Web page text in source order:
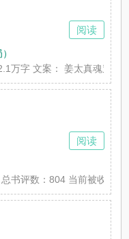
万字 文案： 姜太真魂穿异
阅读
书评数：804 当前被收藏
阅读